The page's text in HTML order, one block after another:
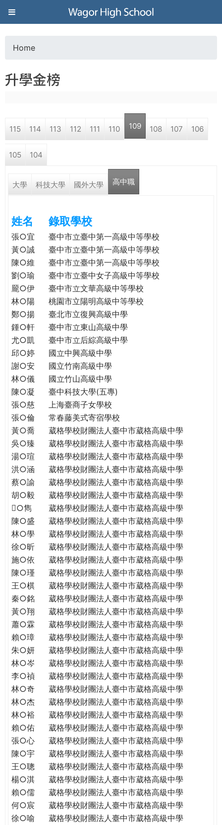
Jump to navigation
葳
格
高
學
格。
民。
WAGOR
TODAY
THE
WORLD
TOMORROW
PUTTING
YOU
THE
PATH
GLOBAL
CITIZENSHIP
o
a
r
e
e
r
e
Home
升學金榜
115 114 113 112 111 110 109 108 107 106
105 104
大學 科技大學 國外大學 高中職
姓名 錄取學校
張○宜
臺中市立臺中第一高級中等學校
黃○誠
臺中市立臺中第一高級中等學校
陳○維
臺中市立臺中第一高級中等學校
劉○瑜
臺中市立臺中女子高級中等學校
龎○伊
臺中市立文華高級中等學校
林○陽
桃園市立陽明高級中等學校
鄭○揚
臺北市立復興高級中學
鍾○軒
臺中市立東山高級中學
尤○凱
臺中市立后綜高級中學
邱○婷
國立中興高級中學
謝○安
國立竹南高級中學
林○儀
國立竹山高級中學
陳○凝
臺中科技大學(五專)
張○慈
上海臺商子女學校
張○倫
常春藤美式寄宿學校
黃○喬
葳格學校財團法人臺中市葳格高級中學
吳○臻
葳格學校財團法人臺中市葳格高級中學
湯○瑄
葳格學校財團法人臺中市葳格高級中學
洪○涵
葳格學校財團法人臺中市葳格高級中學
蔡○諭
葳格學校財團法人臺中市葳格高級中學
胡○毅
葳格學校財團法人臺中市葳格高級中學
○雋
葳格學校財團法人臺中市葳格高級中學
陳○盛
葳格學校財團法人臺中市葳格高級中學
林○學
葳格學校財團法人臺中市葳格高級中學
徐○昕
葳格學校財團法人臺中市葳格高級中學
施○依
葳格學校財團法人臺中市葳格高級中學
陳○瑾
葳格學校財團法人臺中市葳格高級中學
王○棋
葳格學校財團法人臺中市葳格高級中學
秦○銘
葳格學校財團法人臺中市葳格高級中學
黃○翔
葳格學校財團法人臺中市葳格高級中學
蕭○霖
葳格學校財團法人臺中市葳格高級中學
賴○璋
葳格學校財團法人臺中市葳格高級中學
朱○妍
葳格學校財團法人臺中市葳格高級中學
林○岑
葳格學校財團法人臺中市葳格高級中學
李○禎
葳格學校財團法人臺中市葳格高級中學
林○奇
葳格學校財團法人臺中市葳格高級中學
林○杰
葳格學校財團法人臺中市葳格高級中學
林○裕
葳格學校財團法人臺中市葳格高級中學
賴○佑
葳格學校財團法人臺中市葳格高級中學
張○心
葳格學校財團法人臺中市葳格高級中學
陳○宇
葳格學校財團法人臺中市葳格高級中學
王○聰
葳格學校財團法人臺中市葳格高級中學
楊○淇
葳格學校財團法人臺中市葳格高級中學
賴○儒
葳格學校財團法人臺中市葳格高級中學
何○宸
葳格學校財團法人臺中市葳格高級中學
徐○喻
葳格學校財團法人臺中市葳格高級中學